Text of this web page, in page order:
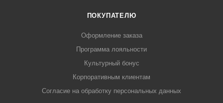
ПОКУПАТЕЛЮ
Оформление заказа
Программа лояльности
Культурный бонус
Корпоративным клиентам
Согласие на обработку персональных данных